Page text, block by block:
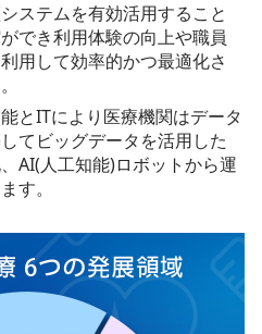
ステムを有効活用すること
でき利用体験の向上や職員
用して効率的かつ最適化さ
とITにより医療機関はデータ
てビッグデータを活用した
AI(人工知能)ロボットから運
す。